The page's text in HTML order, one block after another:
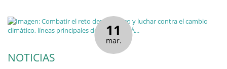
11
mar.
NOTICIAS